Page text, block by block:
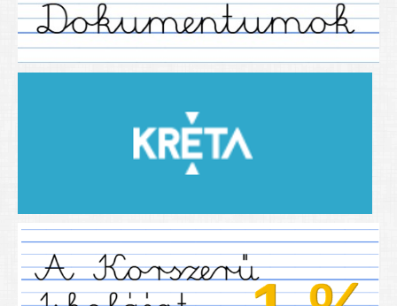
2014/2015. tanév
2015/2016. tanév
2016/2017 tanév
2018/2019 tanév
2019/2020-as tanév
Pályázataink
SIHU